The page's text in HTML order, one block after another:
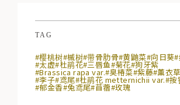
TAG
#樱桃树#槭树#带骨肋骨#黄鼬菜#向日葵
#太虚#杜鹃花#三唇鱼#菊花#狗牙紫
#Brassica rapa var.#臭椿菜#紫藤#薰衣草
#李子#鸢尾#杜鹃花 metternichii var.#按
#郁金香#兔鸢尾#苜蓿#玫瑰